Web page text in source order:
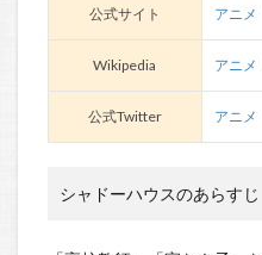
公式サイト アニメ
Wikipedia アニメ
公式Twitter アニ
シャドーハウスのあらすじ